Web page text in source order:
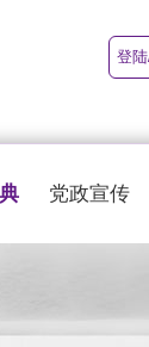
登
党政宣传